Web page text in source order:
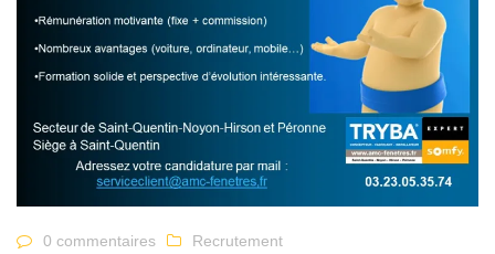
0 commentaires
Recrutement